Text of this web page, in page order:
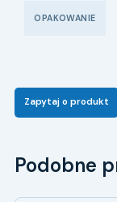
OPAKOWANIE
Zapytaj o produkt
Podobne